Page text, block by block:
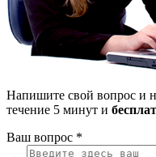
Напишите свой вопрос и
течение 5 минут и
Ваш вопрос *